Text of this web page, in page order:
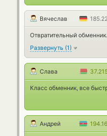
Вячеслав
Отвратительный
Развернуть (1)
Слава
Класс обменник, все
Андрей